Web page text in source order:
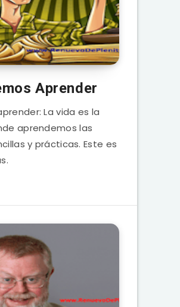
Aprender
La vida es la
aprendemos las
y prácticas. Este es